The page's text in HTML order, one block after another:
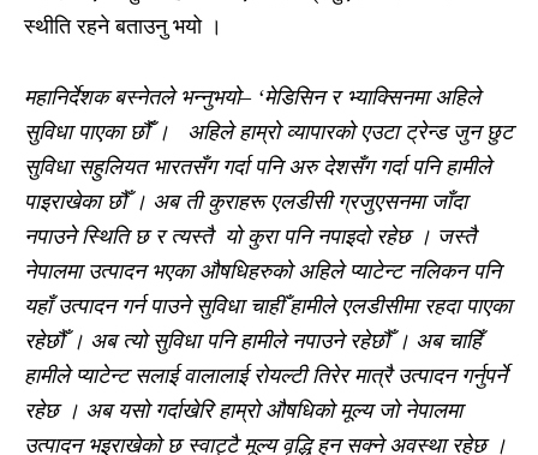
स्थीति रहने बताउनु भयो ।
महानिर्देशक बस्नेतले भन्नुभयो– ‘मेडिसिन र भ्याक्सिनमा अहिले
सुविधा पाएका छौँं । अहिले हाम्रो व्यापारको एउटा ट्रेन्ड जुन छुट
सुविधा सहुलियत भारतसँग गर्दा पनि अरु देशसँग गर्दा पनि हामीले
पाइराखेका छौँ । अब ती कुराहरू एलडीसी ग्रजुएसनमा जाँदा
नपाउने स्थिति छ र त्यस्तै यो कुरा पनि नपाइदो रहेछ । जस्तै
नेपालमा उत्पादन भएका औषधिहरुको अहिले प्याटेन्ट नलिकन पनि
यहाँ उत्पादन गर्न पाउने सुविधा चाहीँ हामीले एलडीसीमा रहदा पाएका
रहेछौँ । अब त्यो सुविधा पनि हामीले नपाउने रहेछौँ । अब चाहिँ
हामीले प्याटेन्ट सलाई वालालाई रोयल्टी तिरेर मात्रै उत्पादन गर्नुपर्ने
रहेछ । अब यसो गर्दाखेरि हाम्रो औषधिको मूल्य जो नेपालमा
उत्पादन भइराखेको छ स्वाट्टै मूल्य वृद्धि हुन सक्ने अवस्था रहेछ ।